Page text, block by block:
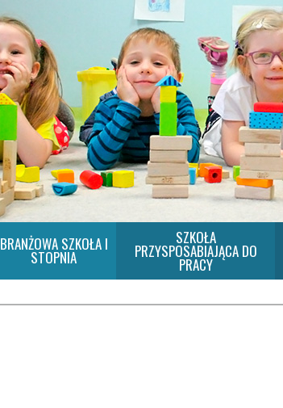
BRANŻOWA SZKOŁA I
STOPNIA
SZKOŁA
PRZYSPOSABIAJĄCA DO
PRACY